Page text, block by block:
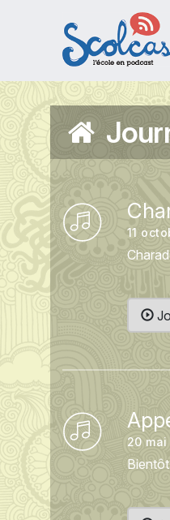
Aller au contenu
11
20 mai